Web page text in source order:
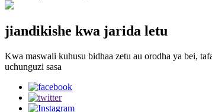
jiandikishe kwa jarida letu
Kwa maswali kuhusu bidhaa zetu au orodha ya bei,
uchunguzi sasa